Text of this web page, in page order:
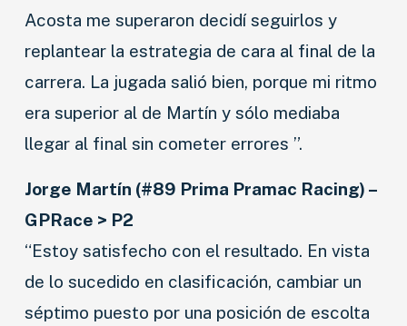
Acosta me superaron decidí seguirlos y
replantear la estrategia de cara al final de la
carrera. La jugada salió bien, porque mi ritmo
era superior al de Martín y sólo mediaba
llegar al final sin cometer errores ”.
Jorge Martín (#89 Prima Pramac Racing) –
GPRace > P2
“Estoy satisfecho con el resultado. En vista
de lo sucedido en clasificación, cambiar un
séptimo puesto por una posición de escolta